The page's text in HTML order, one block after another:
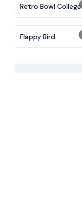
Retro Bowl College
Flappy Bird